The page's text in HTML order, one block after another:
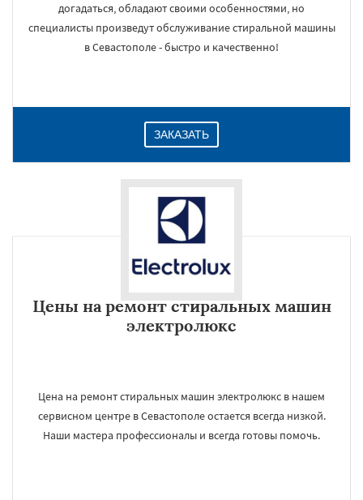
догадаться, обладают своими особенностями, но
специалисты произведут обслуживание стиральной машины
в Севастополе - быстро и качественно!
ЗАКАЗАТЬ
Цены на ремонт стиральных машин
электролюкс
Цена на ремонт стиральных машин электролюкс в нашем
сервисном центре в Севастополе остается всегда низкой.
Наши мастера профессионалы и всегда готовы помочь.